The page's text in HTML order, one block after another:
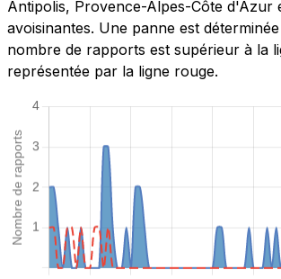
Antipolis, Provence-Alpes-Côte d'Azur
avoisinantes. Une panne est
nombre de rapports est supérieur à la
représentée par la ligne rouge.